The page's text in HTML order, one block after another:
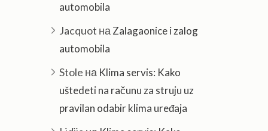
automobila
Jacquot на Zalagaonice i zalog
automobila
Stole на Klima servis: Kako
uštedeti na računu za struju uz
pravilan odabir klima uređaja